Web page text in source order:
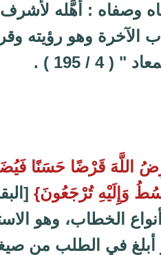
وصفاه : أهَّله لأشرف
الآخرة وهو رؤيته
" ( 4 / 195 ) .
اللَّهَ قَرْضًا حَسَنًا
وَإِلَيْهِ تُرْجَعُونَ}
الخطاب، وهو
في الطلب من